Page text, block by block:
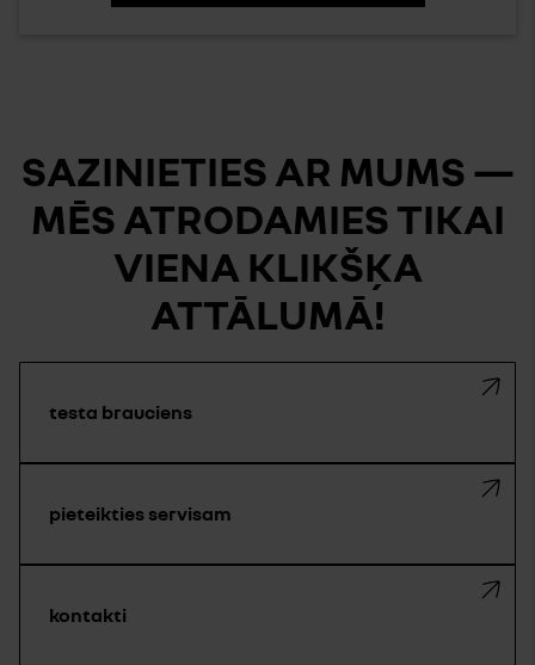
SAZINIETIES AR MUMS —
MĒS ATRODAMIES TIKAI
VIENA KLIKŠĶA
ATTĀLUMĀ!
testa brauciens
pieteikties servisam
kontakti